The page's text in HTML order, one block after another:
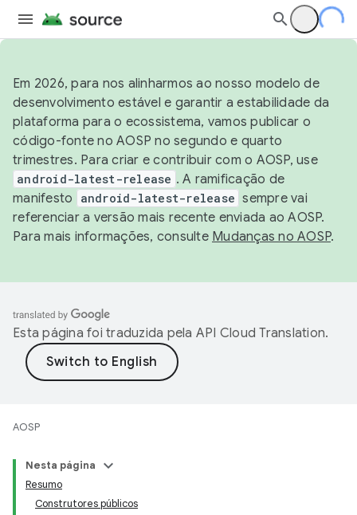
Em 2026, para nos alinharmos ao nosso modelo de
desenvolvimento estável e garantir a estabilidade da
plataforma para o ecossistema, vamos publicar o
código-fonte no AOSP no segundo e quarto
trimestres. Para criar e contribuir com o AOSP, use
android-latest-release . A ramificação de
manifesto
android-latest-release sempre vai
referenciar a versão mais recente enviada ao AOSP.
Para mais informações, consulte Mudanças no AOSP.
Esta página foi traduzida pela API Cloud Translation.
AOSP
Nesta página
Resumo
Construtores públicos